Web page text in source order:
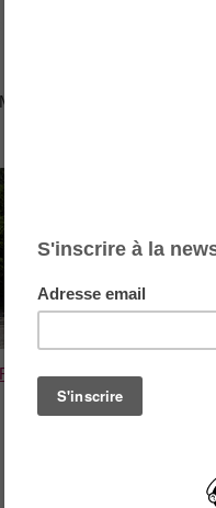
Mail :
Retrouvez la programmation